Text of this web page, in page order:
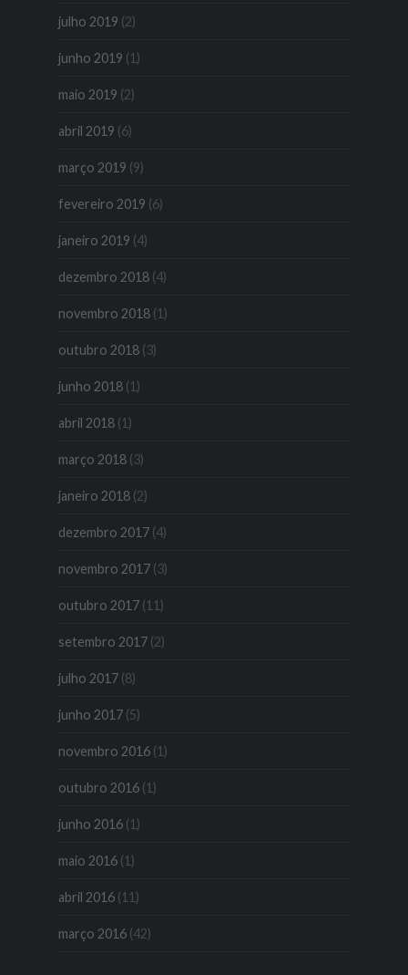
julho 2019 (2)
junho 2019 (1)
maio 2019 (2)
abril 2019 (6)
março 2019 (9)
fevereiro 2019 (6)
janeiro 2019 (4)
dezembro 2018(4)
novembro 2018(1)
outubro 2018(3)
junho 2018(1)
abril 2018(1)
março 2018(3)
janeiro 2018(2)
dezembro 2017(4)
novembro 2017(3)
outubro 2017(11)
setembro 2017(2)
julho 2017(8)
junho 2017(5)
novembro 2016(1)
outubro 2016(1)
junho 2016(1)
maio 2016(1)
abril 2016(11)
março 2016(42)